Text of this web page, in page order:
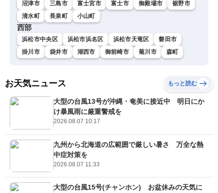
沼津市 三島市 富士宮市 富士市 御殿場市
裾野市
清水町
長泉町 小山町
西部
浜松市中央区 浜松市浜名区 浜松市天竜区
磐田市
掛川市
袋井市 湖西市 御前崎市 菊川市 森町
お天気ニュース もっと読む
大型の台風13号が沖縄・奄美に接近中 明日にか
け暴風雨に厳重警戒を
2026.08.07 10:17
九州から北海道の広範囲で厳しい暑さ 万全な熱
中症対策を
2026.08.07 11:33
大型の台風15号(チャンホン) お盆休みの天気に